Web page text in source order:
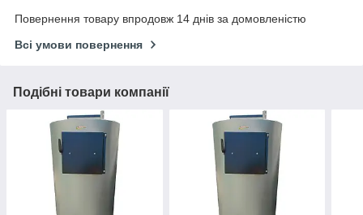
Повернення товару впродовж 14 днів за домовленістю
Всі умови повернення
Подібні товари компанії